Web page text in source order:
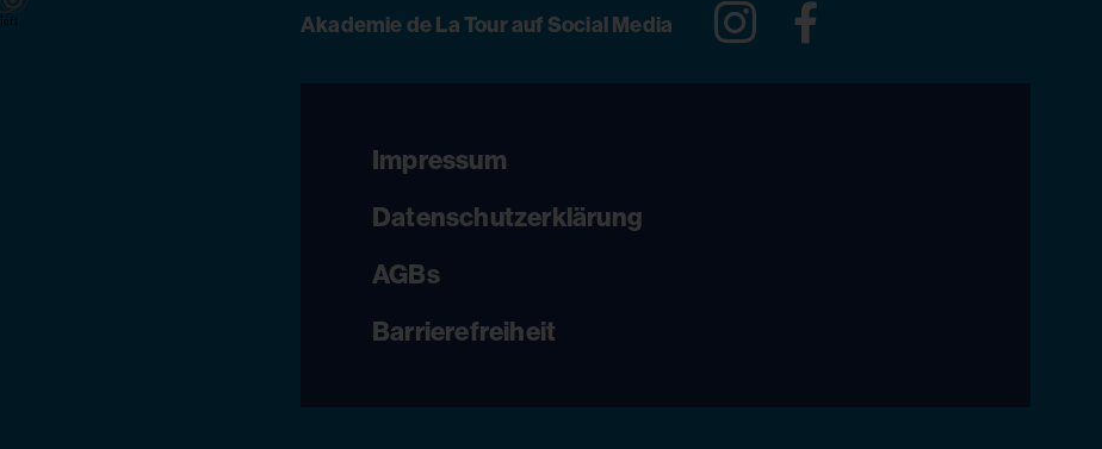
Akademie de La Tour auf Social Media Instagram
Impressum
Datenschutzerklärung
AGBs
Barrierefreiheit